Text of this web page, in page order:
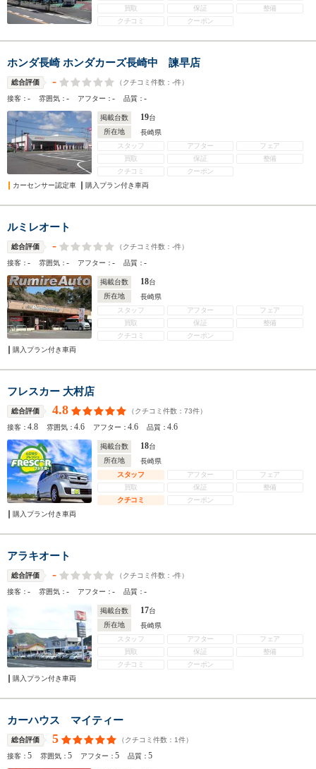
買取
保証
整備
クチコミ
クーポン
ホンダ長崎 ホンダカーズ長崎中 諫早店
総合評価 - （クチコミ件数： -件）
接客：- 雰囲気：- アフター：- 品質：-
掲載台数 19台
所在地
長崎県
スタッフ
アフター
フェア
買取
保証
整備
クチコミ
クーポン
カーセンサー認定車
購入プラン付き車両
ルミレオート
総合評価 - （クチコミ件数： -件）
接客：- 雰囲気：- アフター：- 品質：-
掲載台数 18台
所在地
長崎県
スタッフ
アフター
フェア
買取
保証
整備
クチコミ
クーポン
購入プラン付き車両
フレスカー 大村店
総合評価 4.8 （クチコミ件数： 73件）
接客：4.8 雰囲気：4.6 アフター：4.6 品質：4.6
掲載台数 18台
所在地
長崎県
スタッフ
アフター
フェア
買取
保証
整備
クチコミ
クーポン
購入プラン付き車両
アラキオート
総合評価 - （クチコミ件数： -件）
接客：- 雰囲気：- アフター：- 品質：-
掲載台数 17台
所在地
長崎県
スタッフ
アフター
フェア
買取
保証
整備
クチコミ
クーポン
購入プラン付き車両
カーハウス マイティー
総合評価 5 （クチコミ件数： 1件）
接客：5 雰囲気：5 アフター：5 品質：5